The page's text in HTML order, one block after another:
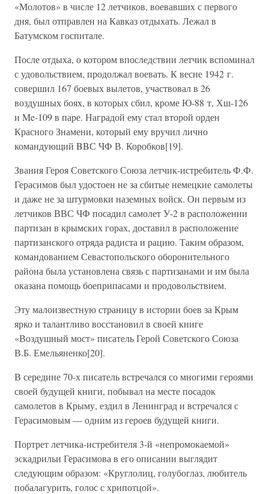
«Молотов» в числе 12 летчиков, воевавших с первого
дня, был отправлен на Кавказ отдыхать. Лежал в
Батумском госпитале.
После отдыха, о котором впоследствии летчик вспоминал
с удовольствием, продолжал воевать. К весне 1942 г.
совершил 167 боевых вылетов, участвовал в 26
воздушных боях, в которых сбил, кроме Ю-88 т, Хш-126
и Me-109 в паре. Наградой ему стал второй орден
Красного Знамени, который ему вручил лично
командующий BBС ЧФ В. Коробков[19].
Звания Героя Советского Союза летчик-истребитель Ф.Ф.
Герасимов был удостоен не за сбитые немецкие самолеты
и даже не за штурмовки наземных войск. Он первым из
летчиков ВВС ЧФ посадил самолет У-2 в расположении
партизан в крымских горах, доставил в расположение
партизанского отряда радиста и рацию. Таким образом,
командованием Севастопольского оборонительного
района была установлена связь с партизанами и им была
оказана помощь боеприпасами и продовольствием.
Эту малоизвестную страницу в истории боев за Крым
ярко и талантливо восстановил в своей книге
«Воздушный мост» писатель Герой Советского Союза
В.Б. Емельяненко[20].
В середине 70-х писатель встречался со многими героями
своей будущей книги, побывал на месте посадок
самолетов в Крыму, ездил в Ленинград и встречался с
Герасимовым — одним из героев будущей книги.
Портрет летчика-истребителя 3-й «непромокаемой»
эскадрильи Герасимова в его описании выглядит
следующим образом: «Круглолиц, голубоглаз, любитель
побалагурить, голос с хрипотцой».